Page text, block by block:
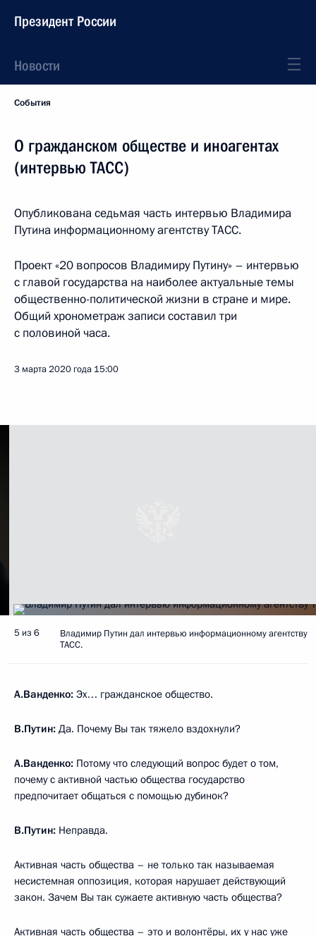
Президент России
Новости
События
О гражданском обществе и иноагентах
(интервью ТАСС)
Опубликована седьмая часть интервью Владимира
Путина информационному агентству ТАСС.
Проект «20 вопросов Владимиру Путину» – интервью
с главой государства на наиболее актуальные темы
общественно-политической жизни в стране и мире.
Общий хронометраж записи составил три
с половиной часа.
3 марта 2020 года 15:00
5 из 6
Владимир Путин дал интервью информационному агентству
ТАСС.
А.Ванденко: Эх… гражданское общество.
В.Путин: Да. Почему Вы так тяжело вздохнули?
А.Ванденко: Потому что следующий вопрос будет о том,
почему с активной частью общества государство
предпочитает общаться с помощью дубинок?
В.Путин: Неправда.
Активная часть общества – не только так называемая
несистемная оппозиция, которая нарушает действующий
закон. Зачем Вы так сужаете активную часть общества?
Активная часть общества – это и волонтёры, их у нас уже